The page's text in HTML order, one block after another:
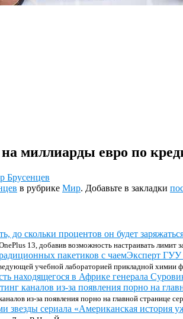
миллиарды евро по
Брусенцев
в рубрике Мир. Добавьте в закладки
13, добавив возможность настраивать лимит
Эксперт ГУУ
учебной лабораторией прикладной химии
из-за появления порно на главной